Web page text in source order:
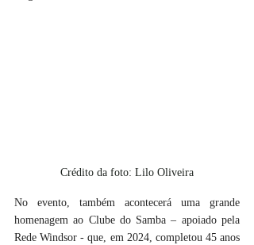
Crédito da foto: Lilo Oliveira
No evento, também acontecerá uma grande
homenagem ao Clube do Samba – apoiado pela
Rede Windsor - que, em 2024, completou 45 anos